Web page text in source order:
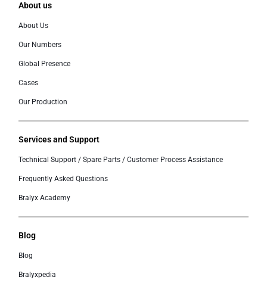
About us
About Us
Our Numbers
Global Presence
Cases
Our Production
Services and Support
Technical Support / Spare Parts / Customer Process Assistance
Frequently Asked Questions
Bralyx Academy
Blog
Blog
Bralyxpedia